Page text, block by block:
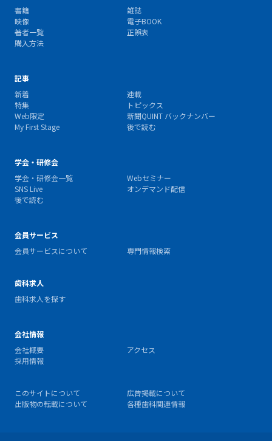
書籍
雑誌
映像
電子BOOK
著者一覧
正誤表
購入方法
記事
新着
連載
特集
トピックス
Web限定
新聞QUINT バックナンバー
My First Stage
後で読む
学会・研修会
学会・研修会一覧
Webセミナー
SNS Live
オンデマンド配信
後で読む
会員サービス
会員サービスについて
専門情報検索
歯科求人
歯科求人を探す
会社情報
会社概要
アクセス
採用情報
このサイトについて
広告掲載について
出版物の転載について
各種歯科関連情報